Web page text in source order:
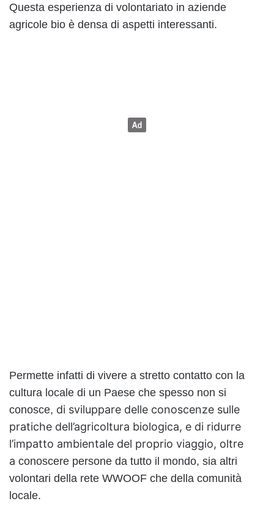
Questa esperienza di volontariato in aziende
agricole bio è densa di aspetti interessanti.
Permette infatti di vivere a stretto contatto con la
cultura locale di un Paese che spesso non si
conosce, di sviluppare delle conoscenze sulle
pratiche dell’agricoltura biologica, e di ridurre
l’impatto ambientale del proprio viaggio, oltre
a conoscere persone da tutto il mondo, sia altri
volontari della rete WWOOF che della comunità
locale.